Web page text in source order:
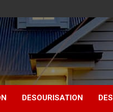
DESOURISATION